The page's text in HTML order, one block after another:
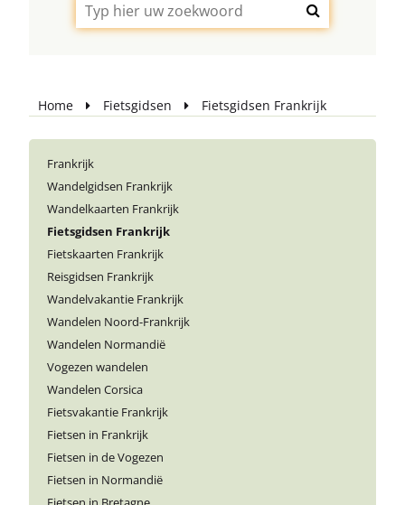
Home Fietsgidsen Fietsgidsen Frankrijk
Frankrijk
Wandelgidsen Frankrijk
Wandelkaarten Frankrijk
Fietsgidsen Frankrijk
Fietskaarten Frankrijk
Reisgidsen Frankrijk
Wandelvakantie Frankrijk
Wandelen Noord-Frankrijk
Wandelen Normandië
Vogezen wandelen
Wandelen Corsica
Fietsvakantie Frankrijk
Fietsen in Frankrijk
Fietsen in de Vogezen
Fietsen in Normandië